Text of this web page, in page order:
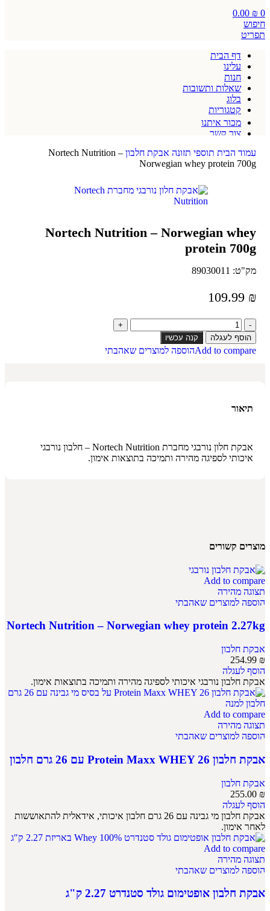
0
0.00 ₪
חיפוש
תפריט
דף הבית
עלינו
חנות
שאלות ותשובות
בלוג
קטגוריות
מכור איתנו
צור קשר
עמוד הבית תוספי תזונה אבקת חלבון Nortech Nutrition –
Norwegian whey protein 700g
Nortech Nutrition – Norwegian whey
protein 700g
מק"ט: 89030011
109.99 ₪
הוסף לעגלה קנה עכשיו
Add to compareהוספה למוצרים שאהבתי
תיאור
אבקת חלון נורבגי מחברת Nortech Nutrition – חלבון נורבגי
איכותי לספיגה מהירה ותמיכה בתוצאות אימון.
מוצרים קשורים
Add to compare
תצוגה מהירה
הוספה למוצרים שאהבתי
Nortech Nutrition – Norwegian whey protein 2.27kg
אבקת חלבון
254.99 ₪
הוסף לעגלה
אבקת חלבון נורבגי איכותי לספיגה מהירה ותמיכה בתוצאות אימון.
Add to compare
תצוגה מהירה
הוספה למוצרים שאהבתי
אבקת חלבון Protein Maxx WHEY 26 עם 26 גרם חלבון
אבקת חלבון
255.00 ₪
הוסף לעגלה
אבקת חלבון מי גבינה עם 26 גרם חלבון איכותי, אידאלית להתאוששות
לאחר אימון.
Add to compare
תצוגה מהירה
הוספה למוצרים שאהבתי
אבקת חלבון אופטימום גולד סטנדרט 2.27 ק"ג